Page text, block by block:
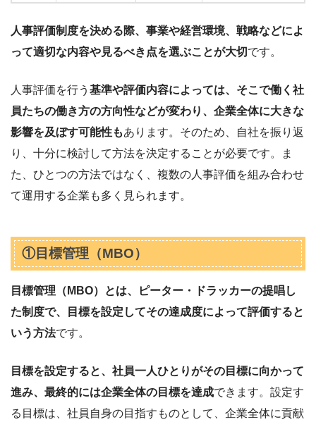
人事評価制度を決める際、事業や経営環境、戦略などによ
って適切な内容や見るべき点を選ぶことが大切 です。
人事評価を行う 基準や評価内容によっては、そこで働く社
員たちの働き方の方向性などが変わり、企業全体に大きな
影響を及ぼす可能性もあります。そのため、自社を振り返
り、十分に検討して方法を決定することが必要です。ま
た、ひとつの方法ではなく、複数の人事評価を組み合わせ
て運用する企業も多く見られます。
①目標管理（MBO）
目標管理（MBO）とは、ピーター・ドラッカーの提唱し
た制度で、目標を設定してその達成度によって評価すると
いう方法です。
目標を設定すると、社員一人ひとりがその目標に向かって
進み、最終的には企業全体の目標を達成できます。設定す
る目標は、社員自身の目指すものとして、企業全体に貢献